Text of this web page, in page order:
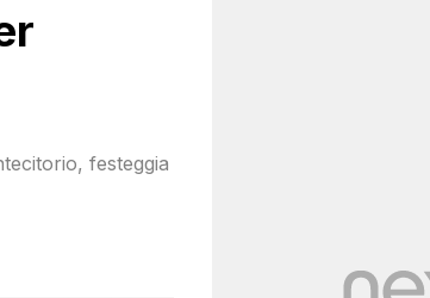
festeggia